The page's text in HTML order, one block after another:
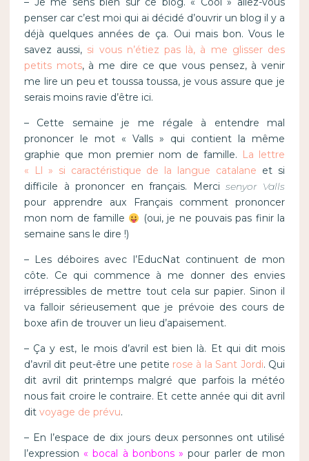
penser car c’est moi qui ai décidé d’ouvrir un blog il y a
déjà quelques années de ça. Oui mais bon. Vous le
savez aussi, si vous n’étiez pas là, à me glisser des
petits mots, à me dire ce que vous pensez, à venir
me lire un peu et toussa toussa, je vous assure que je
serais moins ravie d’être ici.
– Cette semaine je me régale à entendre mal
prononcer le mot « Valls » qui contient la même
graphie que mon premier nom de famille.
La lettre
« Ll » si caractéristique de la langue catalane et si
difficile à prononcer en français. Mercisenyor Valls
pour apprendre aux Français comment prononcer
mon nom de famille
(oui, je ne pouvais pas finir la
semaine sans le dire !)
– Les déboires avec l’EducNat continuent de mon
côte. Ce qui commence à me donner des envies
irrépressibles de mettre tout cela sur papier. Sinon il
va falloir sérieusement que je prévoie des cours de
boxe afin de trouver un lieu d’apaisement.
– Ça y est, le mois d’avril est bien là. Et qui dit mois
d’avril dit peut-être une petite rose à la Sant Jordi. Qui
dit avril dit printemps malgré que parfois la météo
nous fait croire le contraire. Et cette année qui dit avril
dit voyage de prévu.
– En l’espace de dix jours deux personnes ont utilisé
l’expression « bocal à bonbons » pour parler de mon